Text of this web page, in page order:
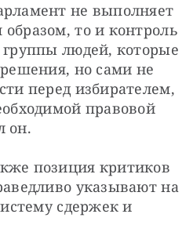
не выполняет
то и контроль
людей, которые
но сами не
перед избирателем,
правовой
он.
позиция критиков
указывают на
сдержек и